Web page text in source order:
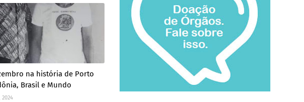
na história de Porto
Brasil e Mundo
2024